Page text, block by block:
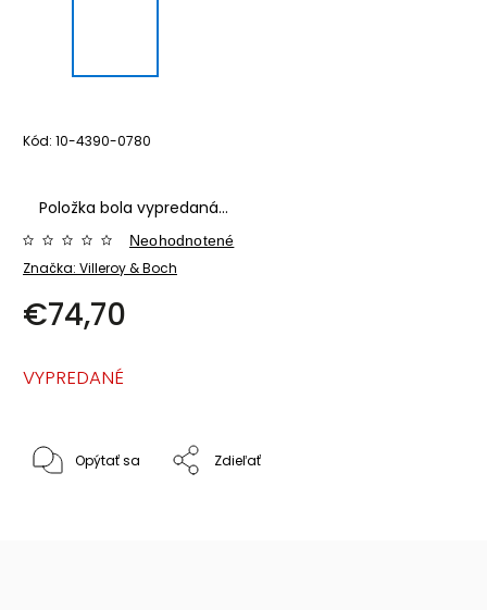
Kód: 10-4390-0780
Položka bola vypredaná…
Značka: Villeroy & Boch
Neohodnotené
€74,70
VYPREDANÉ
Opýtať sa Zdieľať